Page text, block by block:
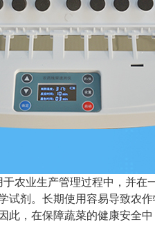
农业生产管理过程中，并在
试剂。长期使用容易导致农
此，在保障蔬菜的健康安全